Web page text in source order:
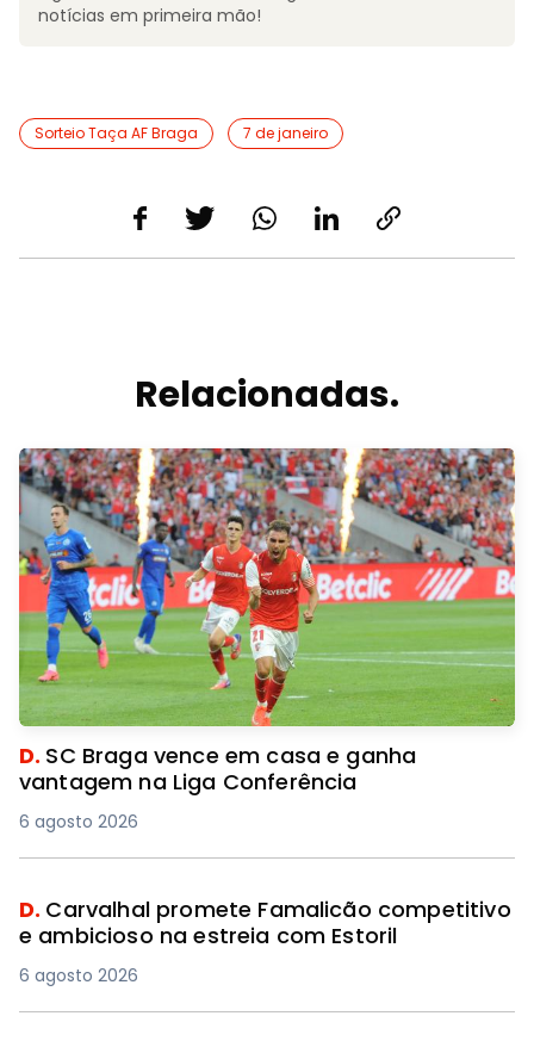
notícias em primeira mão!
Sorteio Taça AF Braga 7 de janeiro
Relacionadas.
D. SC Braga vence em casa e ganha
vantagem na Liga Conferência
6 agosto 2026
D. Carvalhal promete Famalicão competitivo
e ambicioso na estreia com Estoril
6 agosto 2026